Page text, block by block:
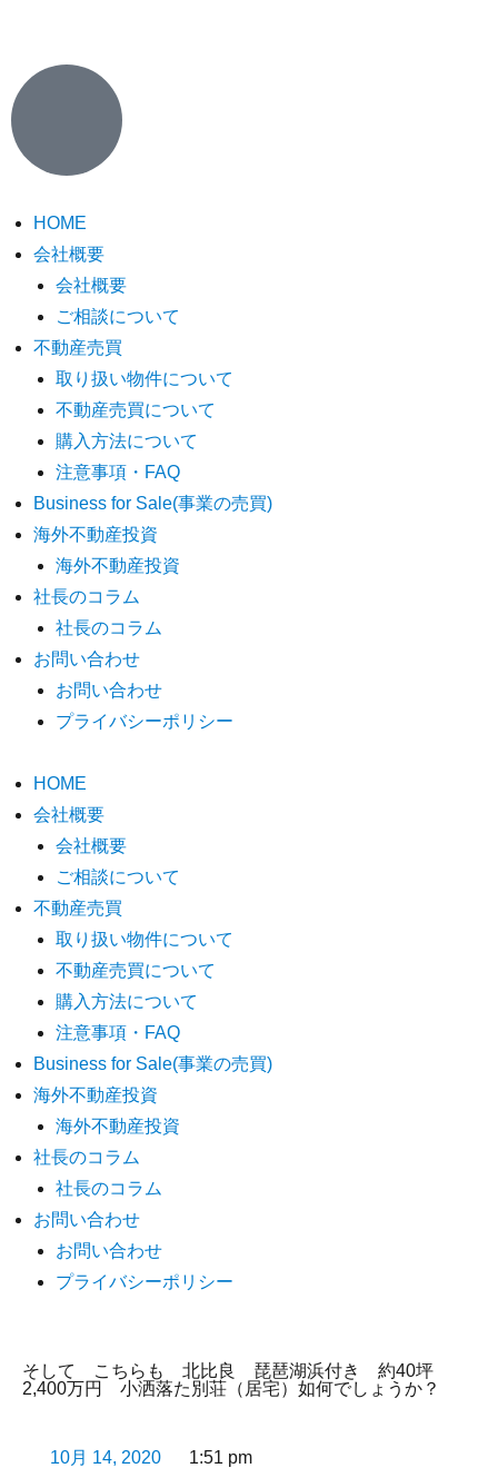
HOME
会社概要
会社概要
ご相談について
不動産売買
取り扱い物件について
不動産売買について
購入方法について
注意事項・FAQ
Business for Sale(事業の売買)
海外不動産投資
海外不動産投資
社長のコラム
社長のコラム
お問い合わせ
お問い合わせ
プライバシーポリシー
HOME
会社概要
会社概要
ご相談について
不動産売買
取り扱い物件について
不動産売買について
購入方法について
注意事項・FAQ
Business for Sale(事業の売買)
海外不動産投資
海外不動産投資
社長のコラム
社長のコラム
お問い合わせ
お問い合わせ
プライバシーポリシー
そして こちらも 北比良 琵琶湖浜付き 約40坪
2,400万円 小洒落た別荘（居宅）如何でしょうか？
10月 14, 2020 1:51 pm